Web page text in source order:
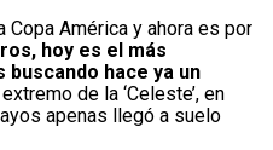
Copa América y ahora es por
hoy es el más
hace ya un
de la ‘Celeste’, en
apenas llegó a suelo